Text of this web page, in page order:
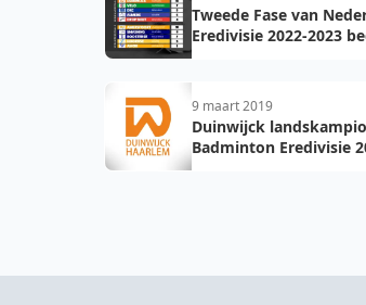
Tweede Fase van
Eredivisie 2022-2023
9 maart 2019
Duinwijck
Badminton Eredivisie